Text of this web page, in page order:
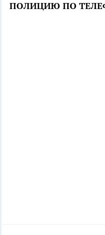
ПОЛИЦИЮ ПО